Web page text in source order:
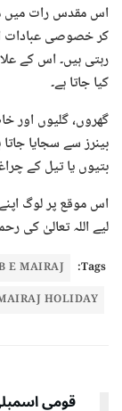
اس مقدس رات میں
کر خصوصی عبادات
رہتی ہیں۔ اس کے
کیا جاتا ہے۔
گھروں، گلیوں اور
بینرز سے سجایا
بتیوں یا تیل کے
اس موقع پر لوگ
لیے اللہ تعالیٰ کی
Tags:
E MAIRAJ
HOLIDAY
قومی